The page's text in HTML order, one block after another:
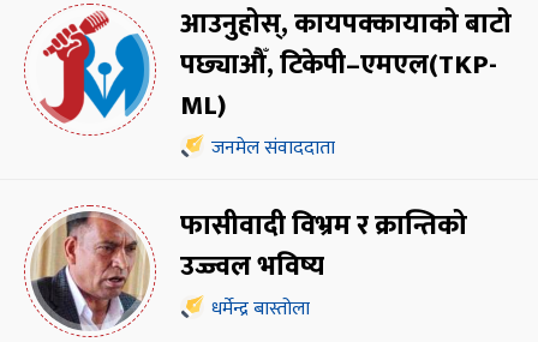
आउनुहोस्, कायपक्कायाको बाटो
पछ्याऔँ, टिकेपी–एमएल(TKP-
ML)
जनमेल संवाददाता
फासीवादी विभ्रम र क्रान्तिको
उज्ज्वल भविष्य
धर्मेन्द्र बास्तोला